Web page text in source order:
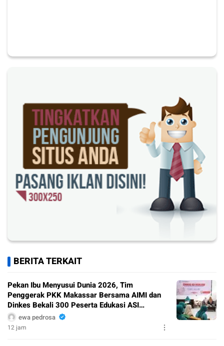
BERITA TERKAIT
Pekan Ibu Menyusui Dunia 2026, Tim
Penggerak PKK Makassar Bersama AIMI dan
Dinkes Bekali 300 Peserta Edukasi ASI
Eksklusif
ewa pedrosa
12 jam